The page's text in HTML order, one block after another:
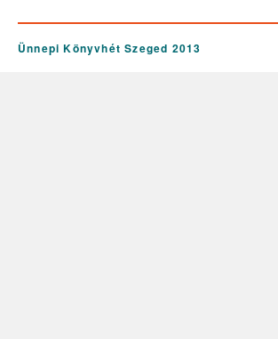
Ünnepi Könyvhét Szeged 2013